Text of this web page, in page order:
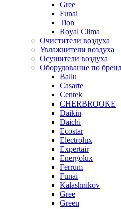
Gree
Funai
Tion
Royal Clima
Очистители воздуха
Увлажнители воздуха
Осушители воздуха
Оборудование по
Ballu
Casarte
Centek
CHERBROOKE
Daikin
Daichi
Ecostar
Electrolux
Expertair
Energolux
Ferrum
Funai
Kalashnikov
Gree
Grеen